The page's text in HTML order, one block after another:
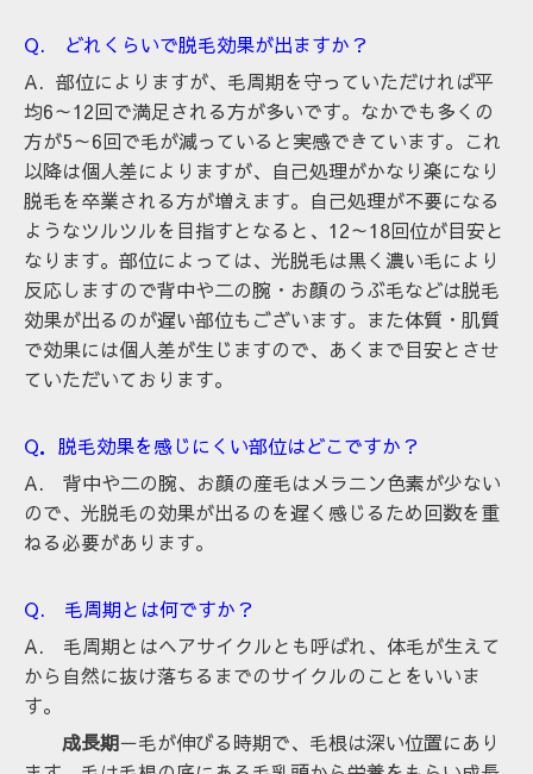
Q. どれくらいで脱毛効果が出ますか？
A. 部位によりますが、毛周期を守っていただければ平
均6～12回で満足される方が多いです。なかでも多くの
方が5～6回で毛が減っていると実感できています。これ
以降は個人差によりますが、自己処理がかなり楽になり
脱毛を卒業される方が増えます。自己処理が不要になる
ようなツルツルを目指すとなると、12～18回位が目安と
なります。部位によっては、光脱毛は黒く濃い毛により
反応しますので背中や二の腕・お顔のうぶ毛などは脱毛
効果が出るのが遅い部位もございます。また体質・肌質
で効果には個人差が生じますので、あくまで目安とさせ
ていただいております。
Q．脱毛効果を感じにくい部位はどこですか？
A. 背中や二の腕、お顔の産毛はメラニン色素が少ない
ので、光脱毛の効果が出るのを遅く感じるため回数を重
ねる必要があります。
Q. 毛周期とは何ですか？
A. 毛周期とはヘアサイクルとも呼ばれ、体毛が生えて
から自然に抜け落ちるまでのサイクルのことをいいま
す。
成長期－毛が伸びる時期で、毛根は深い位置にあり